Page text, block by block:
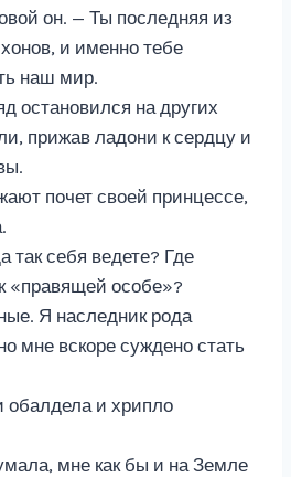
он. — Ты последняя из
и именно тебе
наш мир.
остановился на других
прижав ладони к сердцу и
почет своей принцессе,
так себя ведете? Где
«правящей особе»?
Я наследник рода
мне вскоре суждено стать
обалдела и хрипло
мне как бы и на Земле